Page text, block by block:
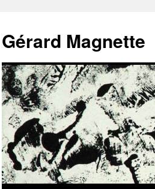
contenu
Gérard Magnette